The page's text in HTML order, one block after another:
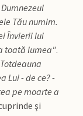
Tău numim.
Învierii lui
toată lumea".
Lui - de ce? -
pe moarte a
şi